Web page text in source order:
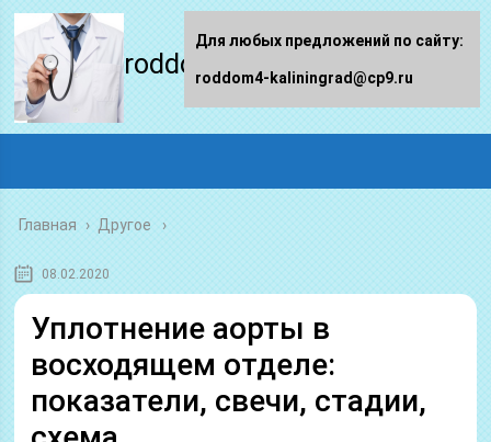
roddom4-kaliningrad.ru
Главная › Другое
08.02.2020
Уплотнение аорты в
восходящем отделе:
показатели, свечи, стадии,
Для любых предложений по сайту:
roddom4-kaliningrad@cp9.ru